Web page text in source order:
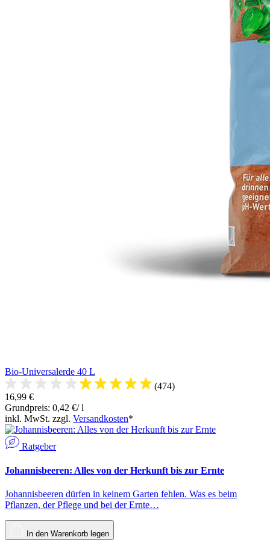
Bio-Universalerde 40 L
(474)
16,99 €
Grundpreis: 0,42 €/ l
inkl. MwSt. zzgl. Versandkosten*
Ratgeber
Johannisbeeren: Alles von der Herkunft bis zur Ernte
Johannisbeeren dürfen in keinem Garten fehlen. Was es beim
Pflanzen, der Pflege und bei der Ernte…
In den Warenkorb legen